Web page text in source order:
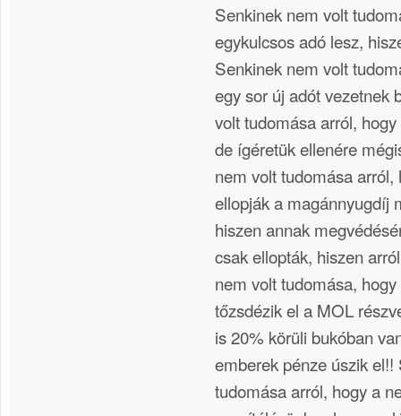
Senkinek nem volt
egykulcsos adó lesz,
Senkinek nem volt
egy sor új adót vezetnek
volt tudomása arról,
de ígéretük ellenére
nem volt tudomása
ellopják a magánnyugdíj
hiszen annak
csak ellopták, hiszen
nem volt tudomása,
tőzsdézik el a MOL
is 20% körüli bukóban
emberek pénze úszik
tudomása arról, hogy a